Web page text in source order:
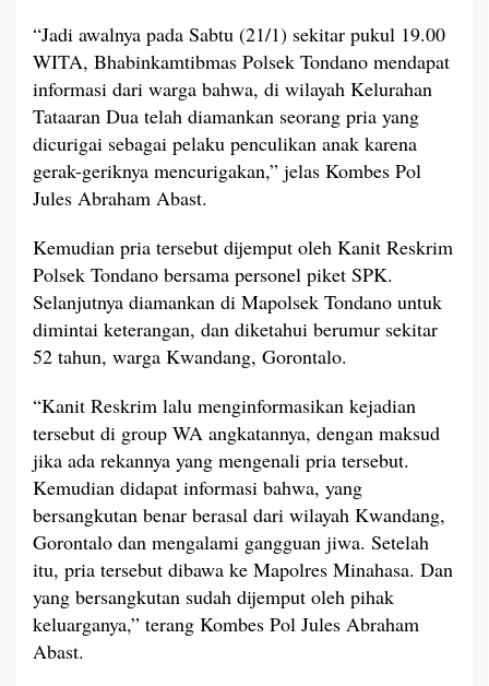
A
a
k
d
i
a
t
a
n
D
u
e
r
n
y
t
a
O
D
G
“Jadi awalnya pada Sabtu (21/1) sekitar pukul 19.00
WITA, Bhabinkamtibmas Polsek Tondano mendapat
informasi dari warga bahwa, di wilayah Kelurahan
Tataaran Dua telah diamankan seorang pria yang
dicurigai sebagai pelaku penculikan anak karena
gerak-geriknya mencurigakan,” jelas Kombes Pol
Jules Abraham Abast.
Kemudian pria tersebut dijemput oleh Kanit Reskrim
Polsek Tondano bersama personel piket SPK.
Selanjutnya diamankan di Mapolsek Tondano untuk
dimintai keterangan, dan diketahui berumur sekitar
52 tahun, warga Kwandang, Gorontalo.
“Kanit Reskrim lalu menginformasikan kejadian
tersebut di group WA angkatannya, dengan maksud
jika ada rekannya yang mengenali pria tersebut.
Kemudian didapat informasi bahwa, yang
bersangkutan benar berasal dari wilayah Kwandang,
Gorontalo dan mengalami gangguan jiwa. Setelah
itu, pria tersebut dibawa ke Mapolres Minahasa. Dan
yang bersangkutan sudah dijemput oleh pihak
keluarganya,” terang Kombes Pol Jules Abraham
Abast.